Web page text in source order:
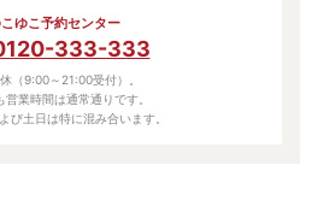
ゆこ予約センター
333-333
（9:00～21:00受付）。
営業時間は通常通りです。
び土日は特に混み合います。